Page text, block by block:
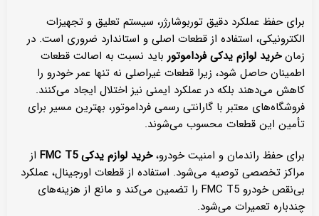
برای حفظ عملکرد دقیق توربوشارژر، سیستم تعلیق و تجهیزات
الکترونیکی، استفاده از قطعات اصلی و استاندارد ضروری است. در
زمانخرید لوازم یدکی فرداموتور باید نسبت به اصالت قطعات
اطمینان حاصل شود، زیرا قطعات غیر‌اصلی نه تنها عمر خودرو را
کاهش می‌دهند بلکه در عملکرد ایمنی نیز اختلال ایجاد می‌کنند.
فروشگاه‌های معتبر با گارانتی رسمی فرداموتور، بهترین مسیر برای
تأمین این قطعات محسوب می‌شوند.
برای حفظ راندمان و امنیت خودرو،خرید لوازم یدکی FMC T5
از
مراکز تخصصی توصیه می‌شود. استفاده از قطعات اورجینال، عملکرد
بی‌نقص خودرو FMC T5 را تضمین می‌کند و مانع از هزینه‌های
چندباره تعمیرات می‌شود.